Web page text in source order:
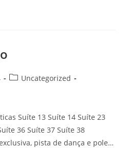
Categoria
Uncategorized
Suíte 13 Suíte 14 Suíte 23
36 Suíte 37 Suíte 38
pista de dança e pole…